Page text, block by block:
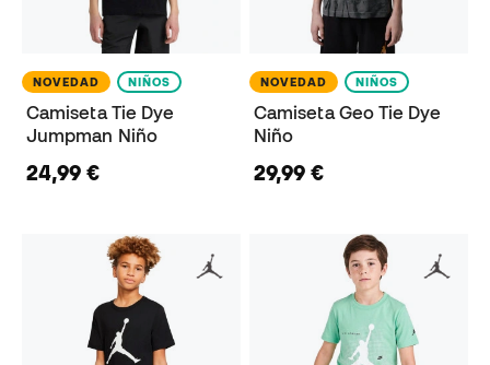
NOVEDAD NIÑOS
Camiseta Tie Dye
Jumpman Niño
24,99 €
NOVEDAD NIÑOS
Camiseta Geo Tie Dye
Niño
29,99 €